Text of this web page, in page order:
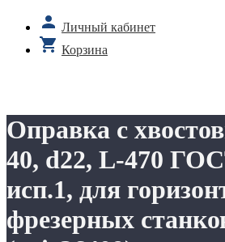
Личный кабинет
Корзина
Оправка с
40, d22, L-470
исп.1, для
фрезерных